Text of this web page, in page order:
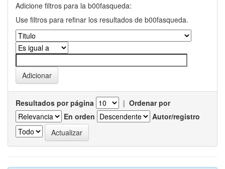
Adicione filtros para la b00fasqueda:
Use filtros para refinar los resultados de b00fasqueda.
Resultados por página | Ordenar por
En orden
Autor/registro